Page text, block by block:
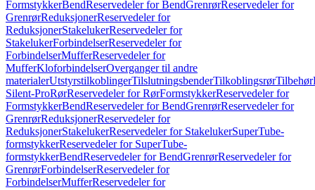
FormstykkerBendReservedeler for BendGrenrørReservedeler for
GrenrørReduksjonerReservedeler for
ReduksjonerStakelukerReservedeler for
StakelukerForbindelserReservedeler for
ForbindelserMufferReservedeler for
MufferKloforbindelserOverganger til andre
materialerUtstyrstilkoblingerTilslutningsbenderTilkoblingsrørTilbehør
Silent-ProRørReservedeler for RørFormstykkerReservedeler for
FormstykkerBendReservedeler for BendGrenrørReservedeler for
GrenrørReduksjonerReservedeler for
ReduksjonerStakelukerReservedeler for StakelukerSuperTube-
formstykkerReservedeler for SuperTube-
formstykkerBendReservedeler for BendGrenrørReservedeler for
GrenrørForbindelserReservedeler for
ForbindelserMufferReservedeler for